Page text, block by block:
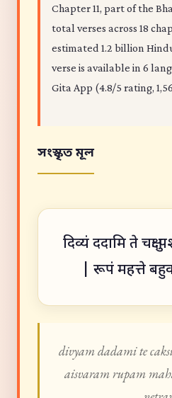
Chapter 11, part of the
total verses across 18
estimated 1.2 billion
verse is available in 6
Gita App (4.8/5 rating,
সংস্কৃত মূল
दिव्यं ददामि ते
| रूपं महत्ते
divyam dadami te
aisvaram rupam